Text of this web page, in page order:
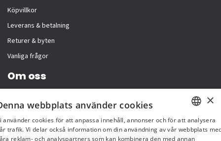
Köpvillkor
Leverans & betalning
Returer & byten
Vanliga frågor
Om oss
SWEDISH
×
webbplats använder cookies
använder cookies för att anpassa innehåll, annonser och för att analysera
trafik. Vi delar också information om din användning av vår webbplats
reklam- och analyspartners som kan kombinera den med annan